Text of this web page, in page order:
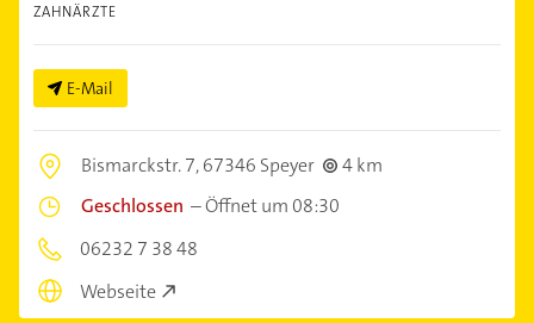
ZAHNÄRZTE
E-Mail
Bismarckstr. 7,67346 Speyer
4 km
Geschlossen –Öffnet um 08:30
06232 7 38 48
Webseite